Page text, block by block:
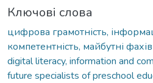
Ключові слова
цифрова грамотність,
компетентність, майбутні
digital literacy, information and
future specialists of preschool